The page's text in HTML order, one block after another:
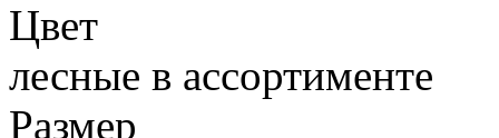
Цвет
лесные в ассортименте
Размер